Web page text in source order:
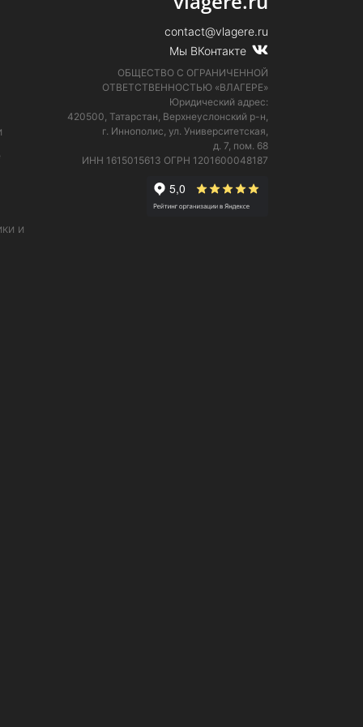
и
contact@vlagere.ru
Мы ВКонтакте
ОБЩЕСТВО С ОГРАНИЧЕННОЙ
ОТВЕТСТВЕННОСТЬЮ «ВЛАГЕРЕ»
Юридический адрес:
420500, Татарстан, Верхнеуслонский р-н,
г. Иннополис, ул. Университетская,
д. 7, пом. 68
ИНН 1615015613 ОГРН 1201600048187